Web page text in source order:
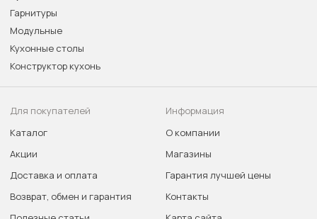
Гарнитуры
Модульные
Кухонные столы
Конструктор кухонь
Для покупателей
Каталог
Акции
Доставка и оплата
Возврат, обмен и гарантия
Информация
О компании
Магазины
Гарантия лучшей цены
Контакты